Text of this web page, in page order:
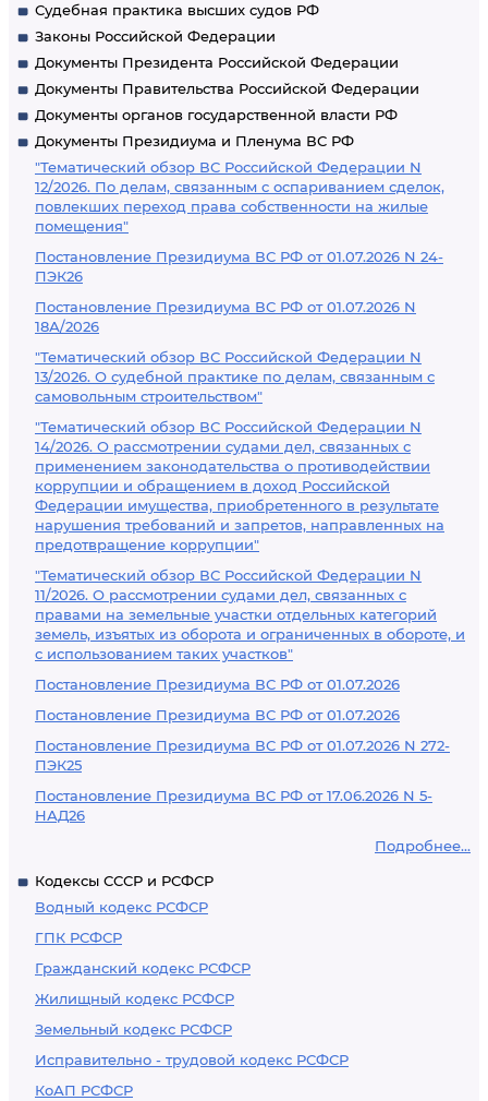
Судебная практика высших судов РФ
Законы Российской Федерации
Документы Президента Российской Федерации
Документы Правительства Российской Федерации
Документы органов государственной власти РФ
Документы Президиума и Пленума ВС РФ
"Тематический обзор ВС Российской Федерации N
12/2026. По делам, связанным с оспариванием сделок,
повлекших переход права собственности на жилые
помещения"
Постановление Президиума ВС РФ от 01.07.2026 N 24-
ПЭК26
Постановление Президиума ВС РФ от 01.07.2026 N
18А/2026
"Тематический обзор ВС Российской Федерации N
13/2026. О судебной практике по делам, связанным с
самовольным строительством"
"Тематический обзор ВС Российской Федерации N
14/2026. О рассмотрении судами дел, связанных с
применением законодательства о противодействии
коррупции и обращением в доход Российской
Федерации имущества, приобретенного в результате
нарушения требований и запретов, направленных на
предотвращение коррупции"
"Тематический обзор ВС Российской Федерации N
11/2026. О рассмотрении судами дел, связанных с
правами на земельные участки отдельных категорий
земель, изъятых из оборота и ограниченных в обороте, и
с использованием таких участков"
Постановление Президиума ВС РФ от 01.07.2026
Постановление Президиума ВС РФ от 01.07.2026
Постановление Президиума ВС РФ от 01.07.2026 N 272-
ПЭК25
Постановление Президиума ВС РФ от 17.06.2026 N 5-
НАД26
Подробнее...
Кодексы СССР и РСФСР
Водный кодекс РСФСР
ГПК РСФСР
Гражданский кодекс РСФСР
Жилищный кодекс РСФСР
Земельный кодекс РСФСР
Исправительно - трудовой кодекс РСФСР
КоАП РСФСР